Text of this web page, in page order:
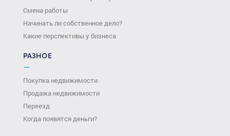
Смена работы
Начинать ли собственное дело?
Какие перспективы у бизнеса
РАЗНОЕ
—
Покупка недвижимости
Продажа недвижимости
Переезд
Когда появятся деньги?